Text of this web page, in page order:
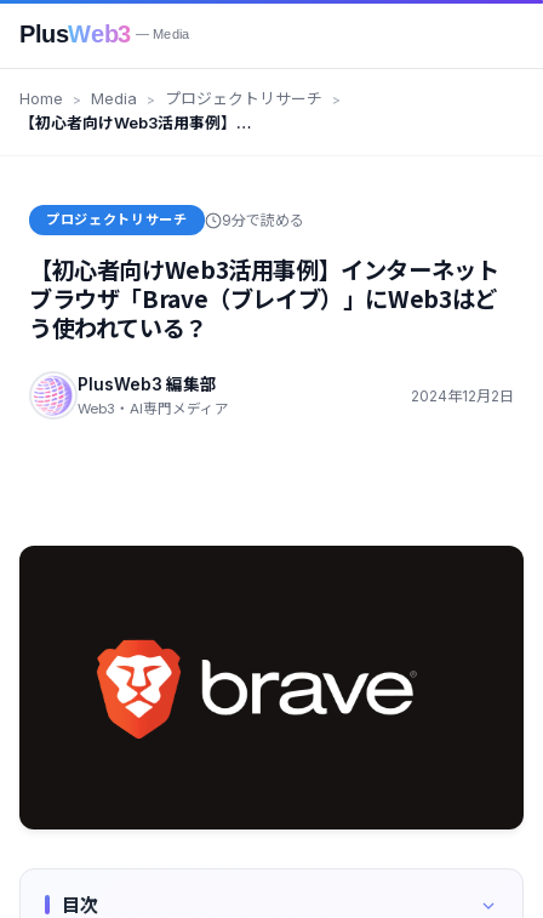
PlusWeb3 — Media
Home Media
プロジェクトリサーチ
【初心者向けWeb3活用事例】イ
プロジェクトリサーチ 9分で読める
【初心者向けWeb3活用事例】インターネット
ブラウザ「Brave（ブレイブ）」にWeb3はど
う使われている？
PlusWeb3 編集部
Web3・AI専門メディア
2024年12月2日
目次